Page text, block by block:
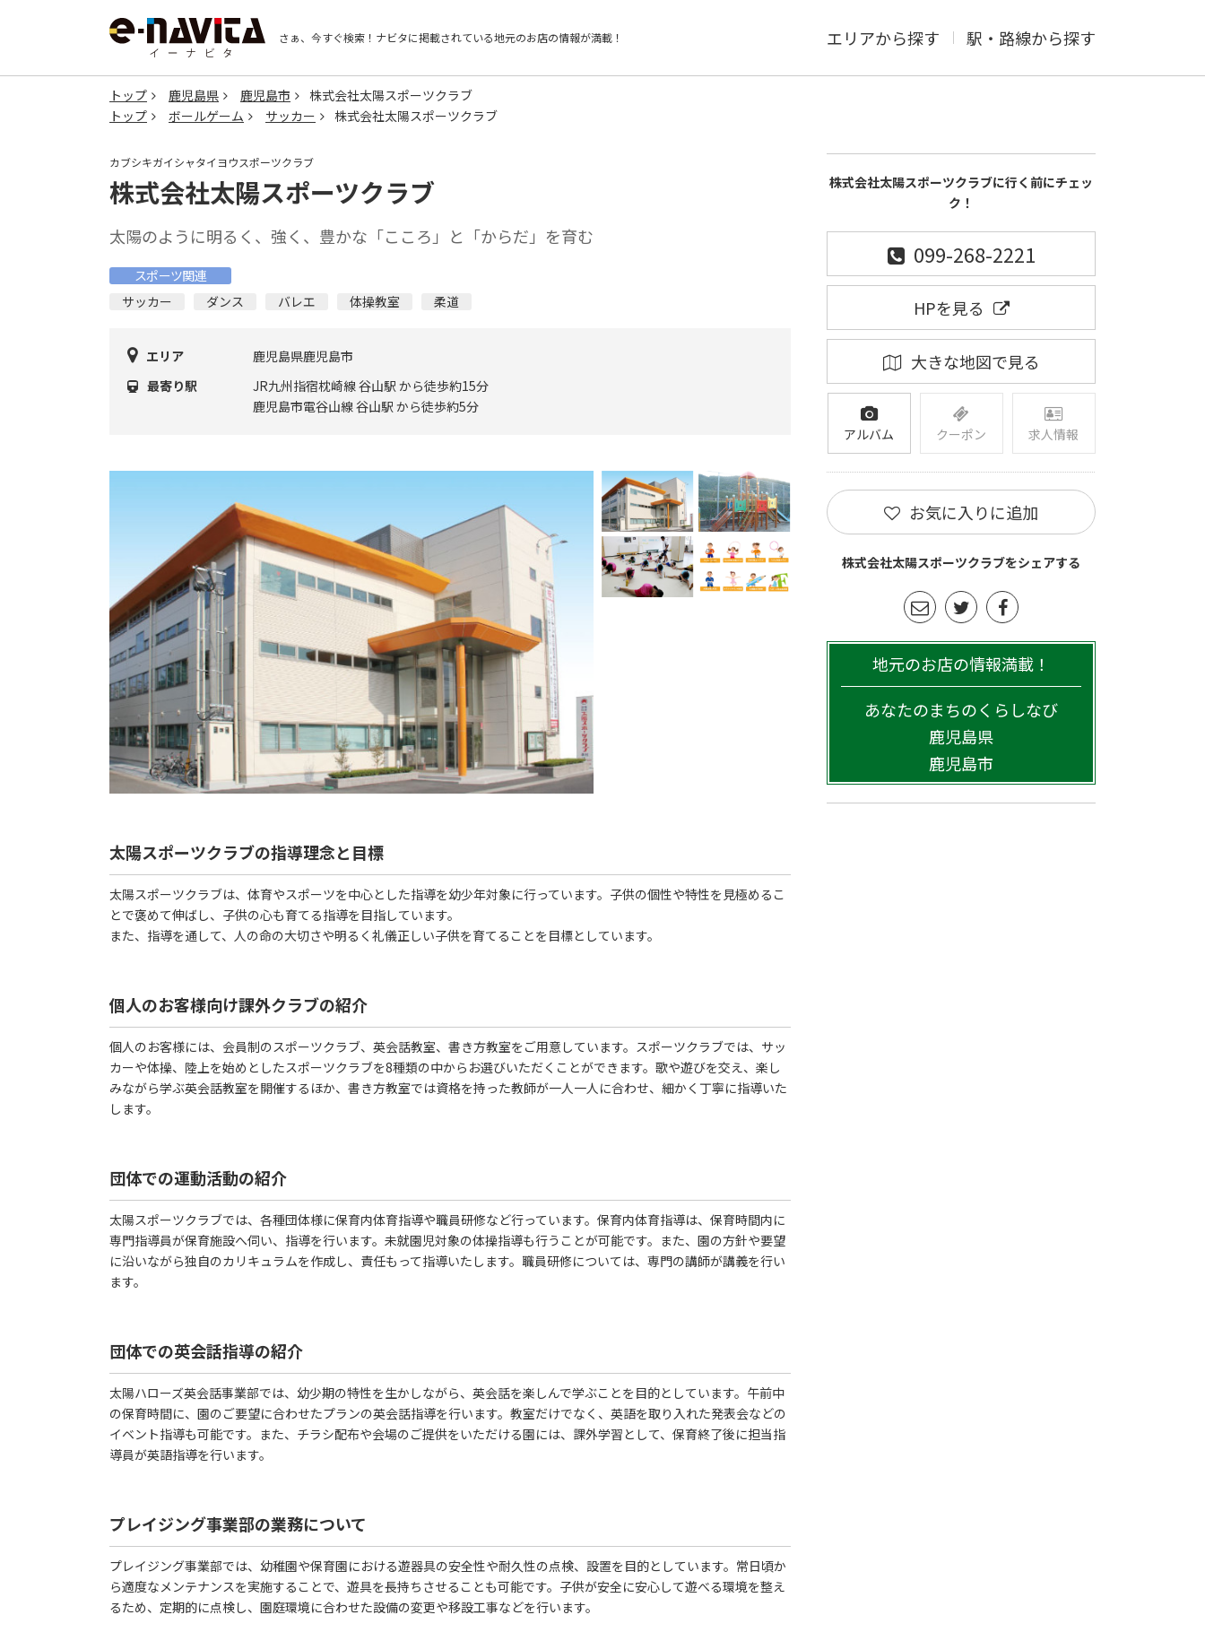
さぁ、今すぐ検索！ ナビタに掲載されている地元のお店の情報が満載！ エリアから探す 駅・路線から探す
トップ 鹿児島県 鹿児島市
株式会社太陽スポーツクラブ
トップ
ボールゲーム サッカー 株式会社太陽スポーツクラブ
カブシキガイシャタイヨウスポーツクラブ
株式会社太陽スポーツクラブ
太陽のように明るく、強く、豊かな「こころ」と「からだ」を育む
スポーツ関連
サッカー
ダンス バレエ 体操教室 柔道
エリア
鹿児島県鹿児島市
最寄り駅
JR九州指宿枕崎線 谷山駅 から徒歩約15分
鹿児島市電谷山線 谷山駅 から徒歩約5分
太陽スポーツクラブの指導理念と目標
太陽スポーツクラブは、体育やスポーツを中心とした指導を幼少年対象に行っています。子供の個性や特性を見極めるこ
とで褒めて伸ばし、子供の心も育てる指導を目指しています。
また、指導を通して、人の命の大切さや明るく礼儀正しい子供を育てることを目標としています。
個人のお客様向け課外クラブの紹介
個人のお客様には、会員制のスポーツクラブ、英会話教室、書き方教室をご用意しています。スポーツクラブでは、サッ
カーや体操、陸上を始めとしたスポーツクラブを8種類の中からお選びいただくことができます。歌や遊びを交え、楽し
みながら学ぶ英会話教室を開催するほか、書き方教室では資格を持った教師が一人一人に合わせ、細かく丁寧に指導いた
します。
団体での運動活動の紹介
太陽スポーツクラブでは、各種団体様に保育内体育指導や職員研修など行っています。保育内体育指導は、保育時間内に
専門指導員が保育施設へ伺い、指導を行います。未就園児対象の体操指導も行うことが可能です。また、園の方針や要望
に沿いながら独自のカリキュラムを作成し、責任もって指導いたします。職員研修については、専門の講師が講義を行い
ます。
団体での英会話指導の紹介
太陽ハローズ英会話事業部では、幼少期の特性を生かしながら、英会話を楽しんで学ぶことを目的としています。午前中
の保育時間に、園のご要望に合わせたプランの英会話指導を行います。教室だけでなく、英語を取り入れた発表会などの
イベント指導も可能です。また、チラシ配布や会場のご提供をいただける園には、課外学習として、保育終了後に担当指
導員が英語指導を行います。
プレイジング事業部の業務について
プレイジング事業部では、幼稚園や保育園における遊器具の安全性や耐久性の点検、設置を目的としています。常日頃か
ら適度なメンテナンスを実施することで、遊具を長持ちさせることも可能です。子供が安全に安心して遊べる環境を整え
るため、定期的に点検し、園庭環境に合わせた設備の変更や移設工事などを行います。
株式会社太陽スポーツクラブに行く前にチェッ
ク！
099-268-2221
HPを見る
大きな地図で見る
アルバム クーポン 求人情報
お気に入りに追加
株式会社太陽スポーツクラブをシェアする
地元のお店の情報満載！
あなたのまちのくらしなび
鹿児島県
鹿児島市